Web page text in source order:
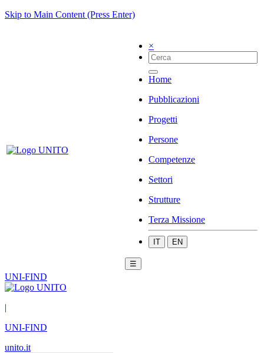
Skip to Main Content (Press Enter)
×
Home
Pubblicazioni
Progetti
Persone
Competenze
Settori
Strutture
Terza Missione
IT EN
☰
UNI-FIND
|
UNI-FIND
unito.it